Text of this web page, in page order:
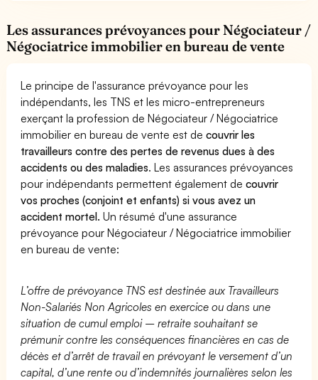
Les assurances prévoyances pour Négociateur /
Négociatrice immobilier en bureau de vente
Le principe de l'assurance prévoyance pour les
indépendants, les TNS et les micro-entrepreneurs
exerçant la profession de Négociateur / Négociatrice
immobilier en bureau de vente est decouvrir les
travailleurs contre des pertes de revenus dues à des
accidents ou des maladies. Les assurances prévoyances
pour indépendants permettent également decouvrir
vos proches (conjoint et enfants) si vous avez un
accident mortel. Un résumé d'une assurance
prévoyance pour Négociateur / Négociatrice immobilier
en bureau de vente:
L’offre de prévoyance TNS est destinée aux Travailleurs
Non-Salariés Non Agricoles en exercice ou dans une
situation de cumul emploi – retraite souhaitant se
prémunir contre les conséquences financières en cas de
décès et d’arrêt de travail en prévoyant le versement d’un
capital, d’une rente ou d’indemnités journalières selon les